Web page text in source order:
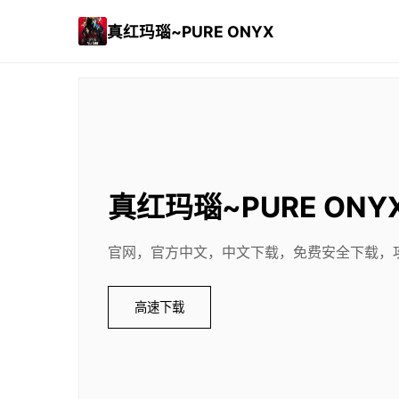
真红玛瑙~PURE ONYX
真红玛瑙~PURE
官网，官方中文，中文下载，免费安全下载，
高速下载